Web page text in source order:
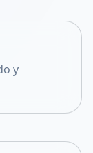
y